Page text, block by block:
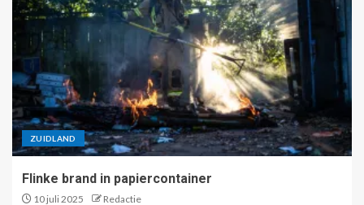
ZUIDLAND
Flinke brand in papiercontainer
10 juli 2025 Redactie